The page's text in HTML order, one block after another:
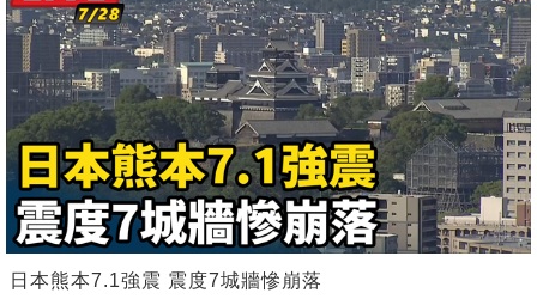
日本熊本7.1強震 震度7城牆慘崩落